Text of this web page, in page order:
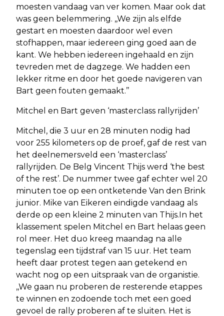
moesten vandaag van ver komen. Maar ook dat
was geen belemmering. ,,We zijn als elfde
gestart en moesten daardoor wel even
stofhappen, maar iedereen ging goed aan de
kant. We hebben iedereen ingehaald en zijn
tevreden met de dagzege. We hadden een
lekker ritme en door het goede navigeren van
Bart geen fouten gemaakt.’’
Mitchel en Bart geven ‘masterclass rallyrijden’
Mitchel, die 3 uur en 28 minuten nodig had
voor 255 kilometers op de proef, gaf de rest van
het deelnemersveld een ‘masterclass’
rallyrijden. De Belg Vincent Thijs werd ‘the best
of the rest’. De nummer twee gaf echter wel 20
minuten toe op een ontketende Van den Brink
junior. Mike van Eikeren eindigde vandaag als
derde op een kleine 2 minuten van Thijs.In het
klassement spelen Mitchel en Bart helaas geen
rol meer. Het duo kreeg maandag na alle
tegenslag een tijdstraf van 15 uur. Het team
heeft daar protest tegen aan getekend en
wacht nog op een uitspraak van de organistie.
,,We gaan nu proberen de resterende etappes
te winnen en zodoende toch met een goed
gevoel de rally proberen af te sluiten. Het is